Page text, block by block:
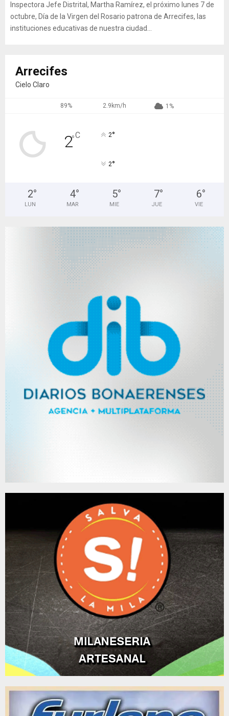
Inspectora Jefe Distrital, Martha Ramírez, el próximo lunes 7 de
octubre, Día de la Virgen del Rosario patrona de Arrecifes, las
instituciones educativas de nuestra ciudad...
Arrecifes
Cielo Claro
89% 2.9km/h 1%
2°C 2°
2°
2°
LUN
4°
MAR
5°
MIE
7°
JUE
6°
VIE